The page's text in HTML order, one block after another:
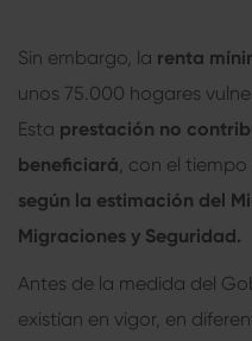
Sin embargo, la renta
unos 75.000 hogares
Esta prestación no
beneficiará , con el tiempo
según la estimación del
Migraciones y Seguridad.
Antes de la medida del
existían en vigor, en